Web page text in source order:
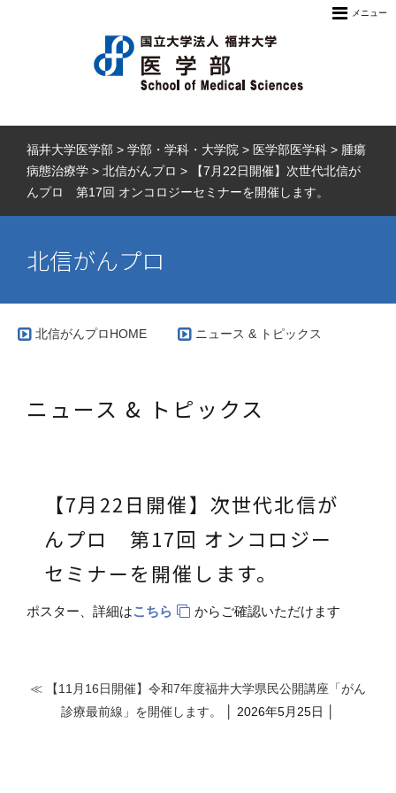
メニュー
福井大学医学部 > 学部・学科・大学院 > 医学部医学科 > 腫瘍
病態治療学 > 北信がんプロ >
【7月22日開催】次世代北信が
んプロ 第17回 オンコロジーセミナーを開催します。
北信がんプロ
北信がんプロHOME ニュース & トピックス
ニュース & トピックス
【7月22日開催】次世代北信が
んプロ 第17回 オンコロジー
セミナーを開催します。
ポスター、詳細はこちら からご確認いただけます
≪ 【11月16日開催】令和7年度福井大学県民公開講座「がん
診療最前線」を開催します。
│ 2026年5月25日 │